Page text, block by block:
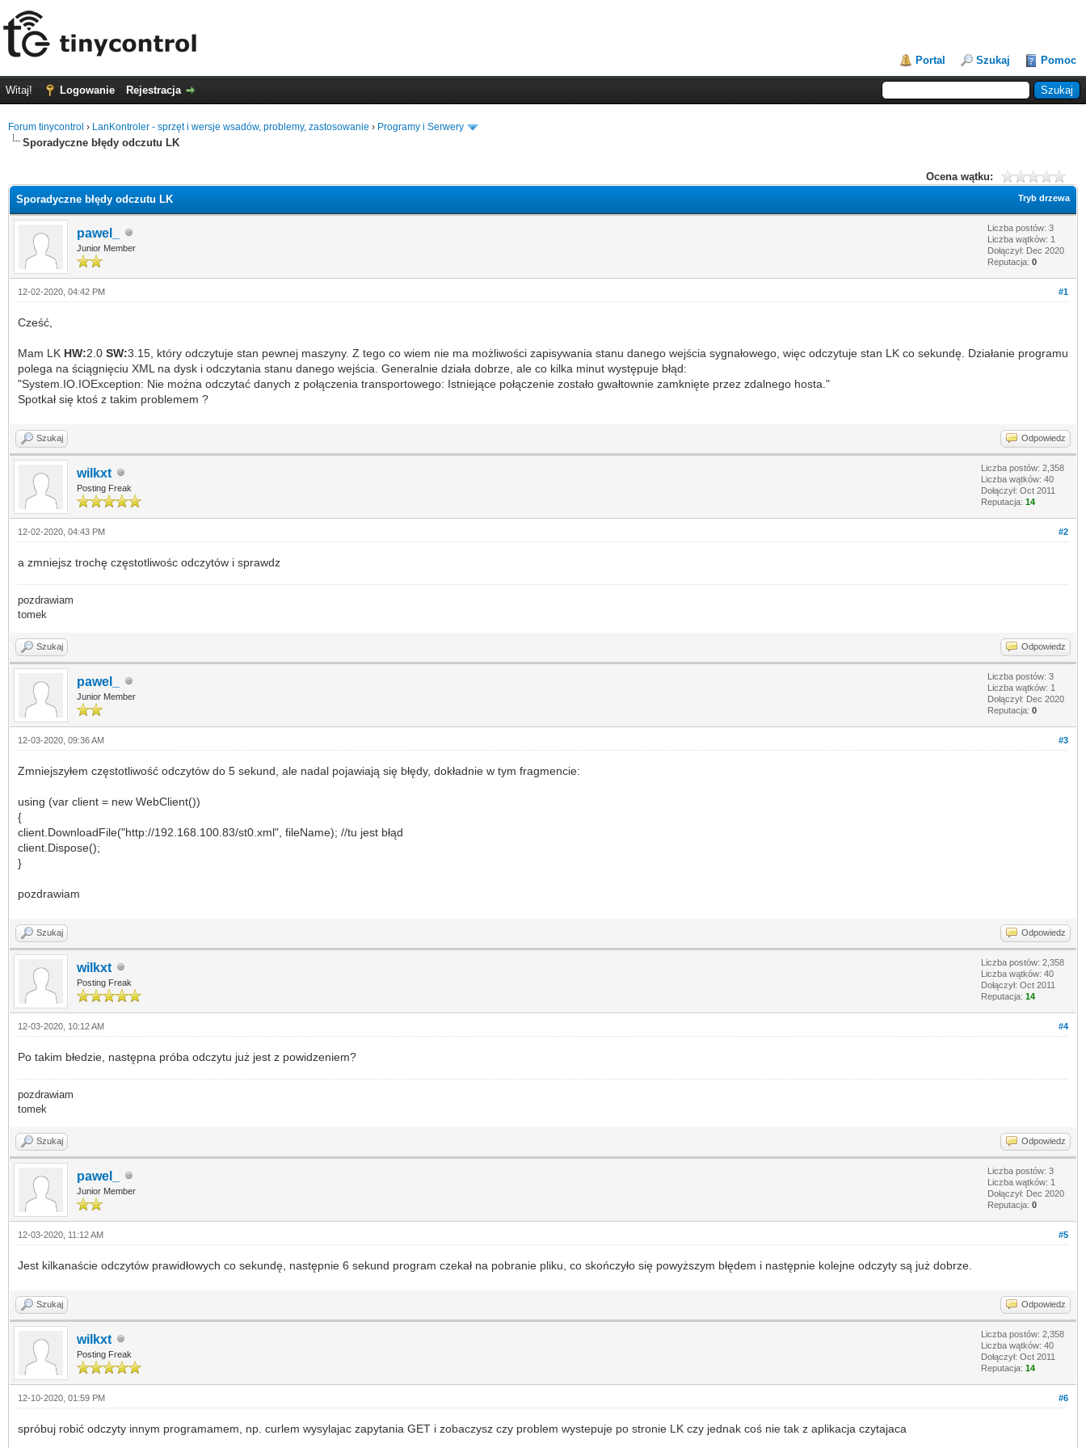
Portal Szukaj Pomoc
Witaj! Logowanie Rejestracja
Forum tinycontrol › LanKontroler - sprzęt i wersje wsadów, problemy, zastosowanie › Programy i Serwery
Sporadyczne błędy odczutu LK
Ocena wątku:
Tryb drzewa
Sporadyczne błędy odczutu LK
pawel_
Junior Member
Liczba postów: 3
Liczba wątków: 1
Dołączył: Dec 2020
Reputacja: 0
#1
12-02-2020, 04:42 PM
Cześć,
Mam LK HW:2.0 SW:3.15, który odczytuje stan pewnej maszyny. Z tego co wiem nie ma możliwości zapisywania stanu danego wejścia sygnałowego, więc odczytuje stan LK co sekundę. Działanie programu
polega na ściągnięciu XML na dysk i odczytania stanu danego wejścia. Generalnie działa dobrze, ale co kilka minut występuje błąd:
"System.IO.IOException: Nie można odczytać danych z połączenia transportowego: Istniejące połączenie zostało gwałtownie zamknięte przez zdalnego hosta."
Spotkał się ktoś z takim problemem ?
Szukaj Odpowiedz
wilkxt
Posting Freak
Liczba postów: 2,358
Liczba wątków: 40
Dołączył: Oct 2011
Reputacja: 14
#2
12-02-2020, 04:43 PM
a zmniejsz trochę częstotliwośc odczytów i sprawdz
pozdrawiam
tomek
Szukaj Odpowiedz
pawel_
Junior Member
Liczba postów: 3
Liczba wątków: 1
Dołączył: Dec 2020
Reputacja: 0
#3
12-03-2020, 09:36 AM
Zmniejszyłem częstotliwość odczytów do 5 sekund, ale nadal pojawiają się błędy, dokładnie w tym fragmencie:
using (var client = new WebClient())
{
client.DownloadFile("http://192.168.100.83/st0.xml", fileName); //tu jest błąd
client.Dispose();
}
pozdrawiam
Szukaj Odpowiedz
wilkxt
Posting Freak
Liczba postów: 2,358
Liczba wątków: 40
Dołączył: Oct 2011
Reputacja: 14
#4
12-03-2020, 10:12 AM
Po takim błedzie, następna próba odczytu już jest z powidzeniem?
pozdrawiam
tomek
Szukaj Odpowiedz
pawel_
Junior Member
Liczba postów: 3
Liczba wątków: 1
Dołączył: Dec 2020
Reputacja: 0
#5
12-03-2020, 11:12 AM
Jest kilkanaście odczytów prawidłowych co sekundę, następnie 6 sekund program czekał na pobranie pliku, co skończyło się powyższym błędem i następnie kolejne odczyty są już dobrze.
Szukaj Odpowiedz
wilkxt
Posting Freak
Liczba postów: 2,358
Liczba wątków: 40
Dołączył: Oct 2011
Reputacja: 14
#6
12-10-2020, 01:59 PM
spróbuj robić odczyty innym programamem, np. curlem wysylajac zapytania GET i zobaczysz czy problem wystepuje po stronie LK czy jednak coś nie tak z aplikacja czytajaca